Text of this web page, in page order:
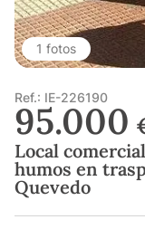
1 fotos
Ref.: IE-226190
95.000
Local
humos en
Quevedo